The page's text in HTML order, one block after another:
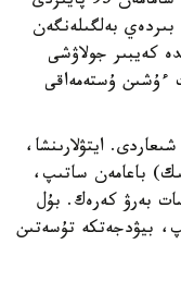
بەلگىلەنگەن
كەيبىر جولاۋشى
ءۇشىن ۇستەمەاقى
ايتۋلارىنشا،
باعامەن ساتىپ،
بەرۋ كەرەك. بۇل
بيۋدجەتكە تۇسەتىن